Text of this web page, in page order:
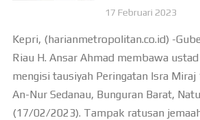
17 Februari 2023
Kepri, (harianmetropolitan.co.id) -
Riau H. Ansar Ahmad membawa
mengisi tausiyah Peringatan Isra
An-Nur Sedanau, Bunguran Barat,
(17/02/2023). Tampak ratusan